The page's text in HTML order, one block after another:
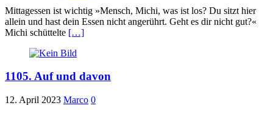
Mittagessen ist wichtig »Mensch, Michi, was ist los? Du sitzt hier
allein und hast dein Essen nicht angerührt. Geht es dir nicht gut?«
Michi schüttelte […]
1105. Auf und davon
12. April 2023 Marco 0